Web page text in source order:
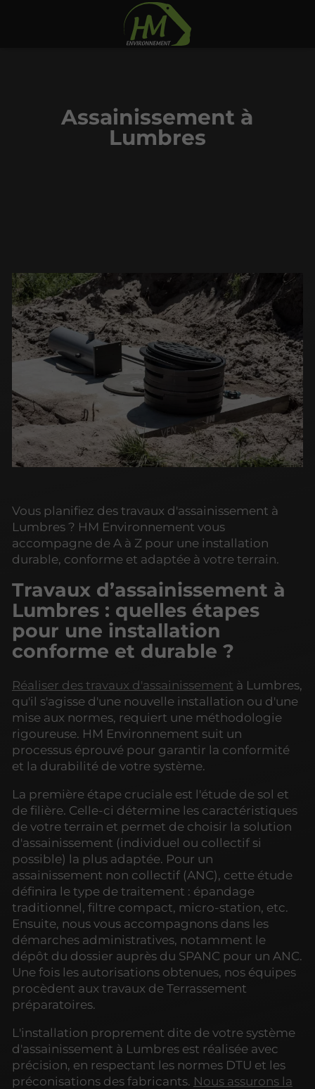
Assainissement à
Lumbres
Vous planifiez des travaux d'assainissement à
Lumbres ? HM Environnement vous
accompagne de A à Z pour une installation
durable, conforme et adaptée à votre terrain.
Travaux d’assainissement à
Lumbres : quelles étapes
pour une installation
conforme et durable ?
Réaliser des travaux d'assainissement à Lumbres,
qu'il s'agisse d'une nouvelle installation ou d'une
mise aux normes, requiert une méthodologie
rigoureuse. HM Environnement suit un
processus éprouvé pour garantir la conformité
et la durabilité de votre système.
La première étape cruciale est l'étude de sol et
de filière. Celle-ci détermine les caractéristiques
de votre terrain et permet de choisir la solution
d'assainissement (individuel ou collectif si
possible) la plus adaptée. Pour un
assainissement non collectif (ANC), cette étude
définira le type de traitement : épandage
traditionnel, filtre compact, micro-station, etc.
Ensuite, nous vous accompagnons dans les
démarches administratives, notamment le
dépôt du dossier auprès du SPANC pour un ANC.
Une fois les autorisations obtenues, nos équipes
procèdent aux travaux de Terrassement
préparatoires.
L'installation proprement dite de votre système
d'assainissement à Lumbres est réalisée avec
précision, en respectant les normes DTU et les
préconisations des fabricants. Nous assurons la